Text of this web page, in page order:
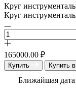
Круг
Круг
165000.00 ₽
Купить Купить
Ближайшая